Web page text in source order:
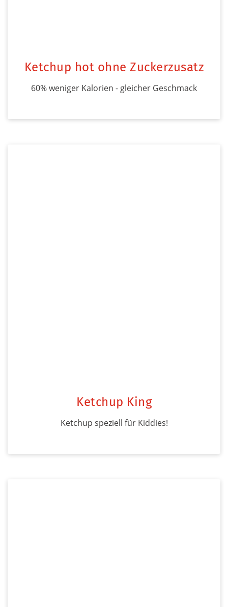
Ketchup hot ohne Zuckerzusatz
60% weniger Kalorien - gleicher Geschmack
Ketchup King
Ketchup speziell für Kiddies!